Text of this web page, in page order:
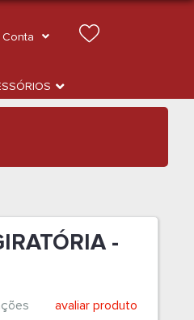
Conta
-
avaliar produto